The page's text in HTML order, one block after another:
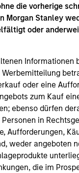
die vorherige
Morgan Stanley
oder
Informationen
oder eine
zum Kauf
ebenso dürfen
in
Aufforderungen,
weder angeboten
die im
manager and
futures